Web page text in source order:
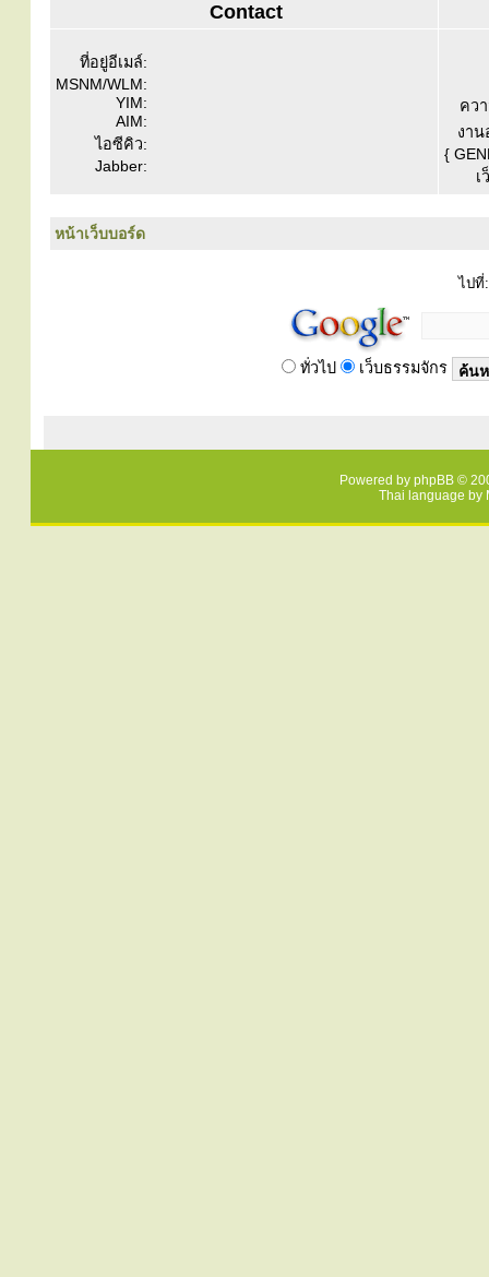
Contact
ที่อยู่อีเมล์:
MSNM/WLM:
YIM:
AIM:
ไอซีคิว:
Jabber:
คว
งาน
{
เ
หน้าเว็บบอร์ด
ไปที่:
ทั่วไป เว็บธรรมจักร
Powered by phpBB ©
Thai language by